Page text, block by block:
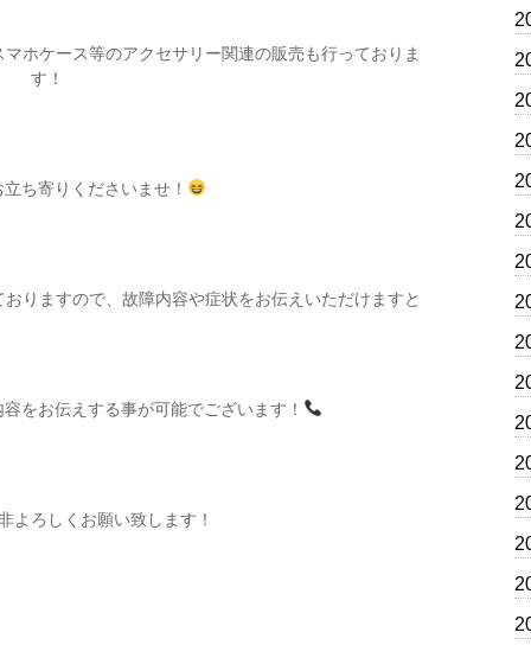
ホケース等のアクセサリー関連の販売も行っておりま
す！
ち寄りくださいませ！
りますので、故障内容や症状をお伝えいただけますと
をお伝えする事が可能でございます！
よろしくお願い致します！